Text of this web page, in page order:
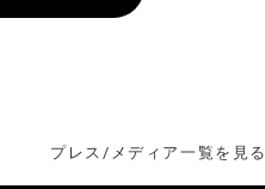
プレス/メディア一覧を見る